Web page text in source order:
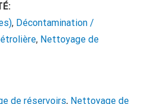
, Décontamination /
, Nettoyage de
de réservoirs, Nettoyage de